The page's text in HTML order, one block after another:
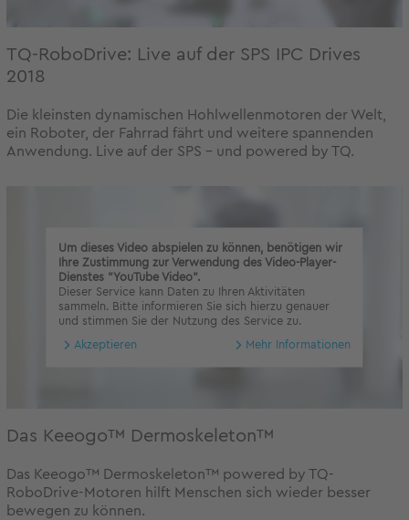
TQ-RoboDrive: Live auf der SPS IPC Drives
2018
Die kleinsten dynamischen Hohlwellenmotoren der Welt,
ein Roboter, der Fahrrad fährt und weitere spannenden
Anwendung. Live auf der SPS - und powered by TQ.
Um dieses Video abspielen zu können, benötigen wir
Ihre Zustimmung zur Verwendung des Video-Player-
Dienstes "YouTube Video".
Dieser Service kann Daten zu Ihren Aktivitäten
sammeln. Bitte informieren Sie sich hierzu genauer
und stimmen Sie der Nutzung des Service zu.
Akzeptieren Mehr Informationen
Das Keeogo™ Dermoskeleton™
Das Keeogo™ Dermoskeleton™ powered by TQ-
RoboDrive-Motoren hilft Menschen sich wieder besser
bewegen zu können.